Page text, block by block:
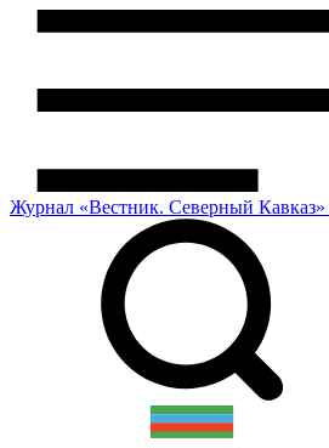
Журнал «Вестник. Северный Кавказ»